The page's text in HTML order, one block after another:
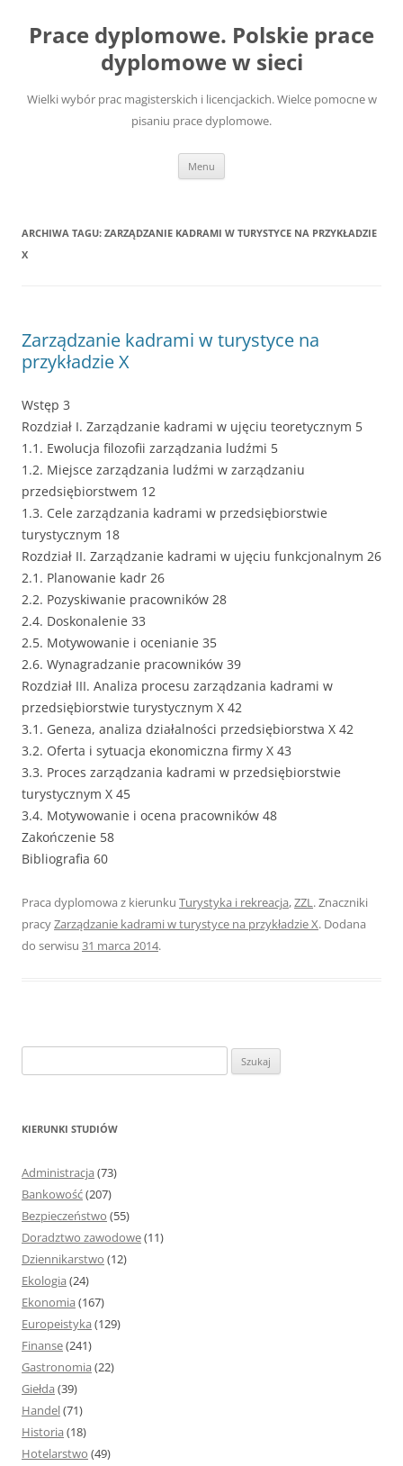
treści
Prace dyplomowe. Polskie prace
dyplomowe w sieci
Wielki wybór prac magisterskich i licencjackich. Wielce pomocne w
pisaniu prace dyplomowe.
Menu
ARCHIWA TAGU: ZARZĄDZANIE KADRAMI W TURYSTYCE NA PRZYKŁADZIE
X
Zarządzanie kadrami w turystyce na
przykładzie X
Wstęp 3
Rozdział I. Zarządzanie kadrami w ujęciu teoretycznym 5
1.1. Ewolucja filozofii zarządzania ludźmi 5
1.2. Miejsce zarządzania ludźmi w zarządzaniu
przedsiębiorstwem 12
1.3. Cele zarządzania kadrami w przedsiębiorstwie
turystycznym 18
Rozdział II. Zarządzanie kadrami w ujęciu funkcjonalnym 26
2.1. Planowanie kadr 26
2.2. Pozyskiwanie pracowników 28
2.4. Doskonalenie 33
2.5. Motywowanie i ocenianie 35
2.6. Wynagradzanie pracowników 39
Rozdział III. Analiza procesu zarządzania kadrami w
przedsiębiorstwie turystycznym X 42
3.1. Geneza, analiza działalności przedsiębiorstwa X 42
3.2. Oferta i sytuacja ekonomiczna firmy X 43
3.3. Proces zarządzania kadrami w przedsiębiorstwie
turystycznym X 45
3.4. Motywowanie i ocena pracowników 48
Zakończenie 58
Bibliografia 60
Praca dyplomowa z kierunku Turystyka i rekreacja,ZZL. Znaczniki
pracyZarządzanie kadrami w turystyce na przykładzie X. Dodana
do serwisu 31 marca 2014.
z
KIERUNKI STUDIÓW
Administracja (73)
Bankowość(207)
Bezpieczeństwo (55)
Doradztwo zawodowe(11)
Dziennikarstwo (12)
Ekologia (24)
Ekonomia (167)
Europeistyka (129)
Finanse(241)
Gastronomia (22)
Giełda (39)
Handel(71)
Historia (18)
Hotelarstwo (49)